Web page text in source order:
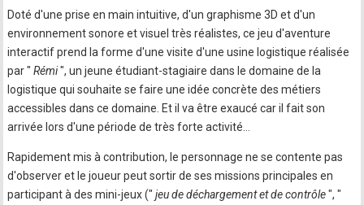
Doté d'une prise en main intuitive, d'un graphisme 3D et d'un
environnement sonore et visuel très réalistes, ce jeu d'aventure
interactif prend la forme d'une visite d'une usine logistique réalisée
par " Rémi", un jeune étudiant-stagiaire dans le domaine de la
logistique qui souhaite se faire une idée concrète des métiers
accessibles dans ce domaine. Et il va être exaucé car il fait son
arrivée lors d'une période de très forte activité…
Rapidement mis à contribution, le personnage ne se contente pas
d'observer et le joueur peut sortir de ses missions principales en
participant à des mini-jeux (" jeu de déchargement et de contrôle", "